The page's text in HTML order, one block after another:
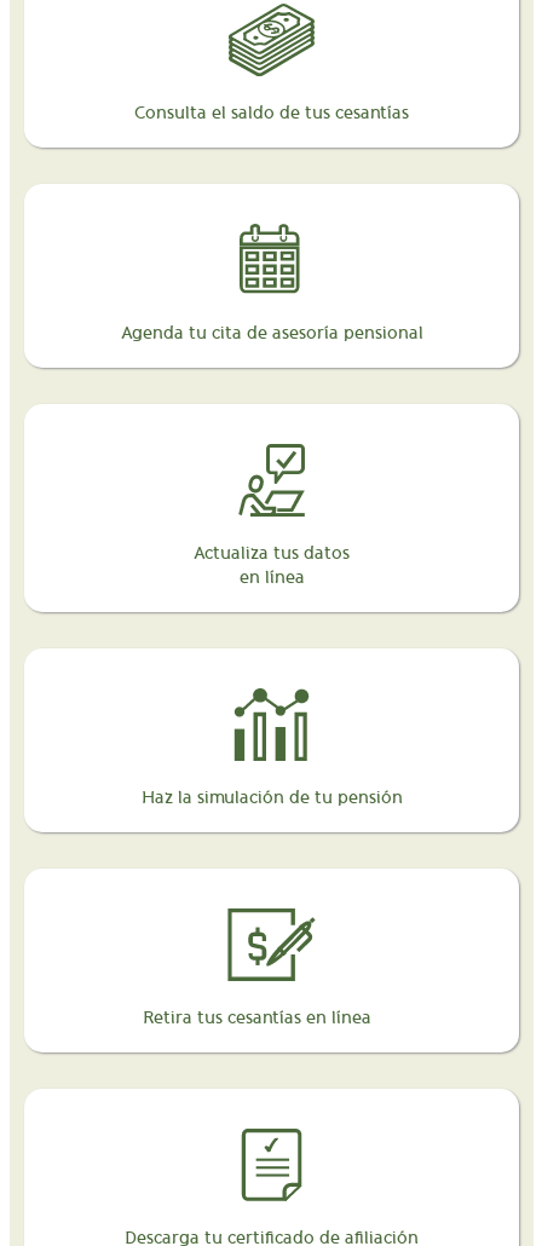
Consulta el saldo de tus cesantías
Agenda tu cita de asesoría pensional
Actualiza tus datos
en línea
Haz la simulación de tu pensión
Retira tus cesantías en línea
Descarga tu certificado de afiliación